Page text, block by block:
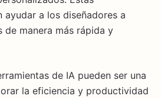
ayudar a los diseñadores a
de manera más rápida y
de IA pueden ser una
la eficiencia y productividad